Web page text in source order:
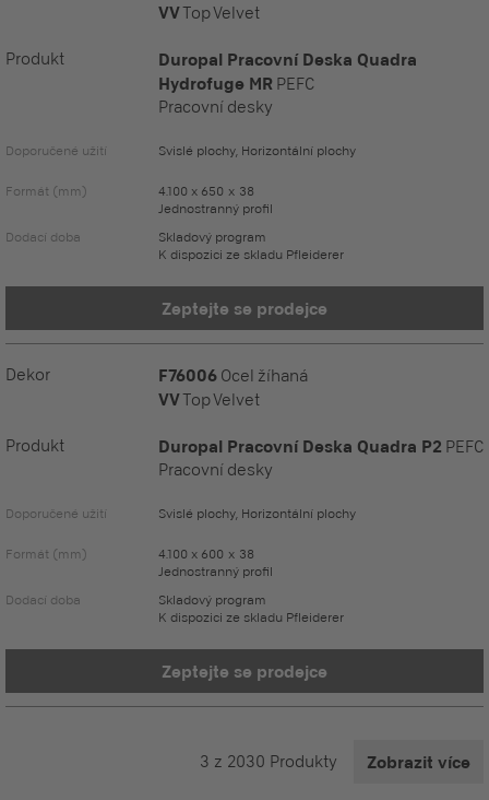
VVTop Velvet
Produkt
Duropal Pracovní Deska Quadra
Hydrofuge MR PEFC
Pracovní desky
Doporučené užití Svislé plochy, Horizontální plochy
Formát (mm)
4.100 x 650 x 38
Jednostranný profil
Dodací doba
Skladový program
K dispozici ze skladu Pfleiderer
Zeptejte se prodejce
Dekor F76006 Ocel žíhaná
VVTop Velvet
Produkt Duropal Pracovní Deska Quadra P2 PEFC
Pracovní desky
Doporučené užití Svislé plochy, Horizontální plochy
Formát (mm)
4.100 x 600 x 38
Jednostranný profil
Dodací doba
Skladový program
K dispozici ze skladu Pfleiderer
Zeptejte se prodejce
3 z 2030 Produkty Zobrazit více